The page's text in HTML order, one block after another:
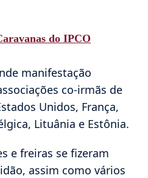
do IPCO
manifestação
co-irmãs de
Unidos, França,
Lituânia e Estônia.
e freiras se fizeram
assim como vários